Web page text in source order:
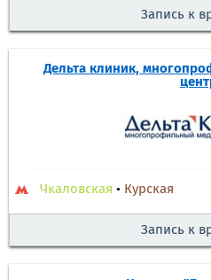
Запись к
Дельта клиник,
Чкаловская • Курская
Запись к